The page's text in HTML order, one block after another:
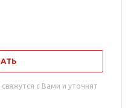
с Вами и уточнят